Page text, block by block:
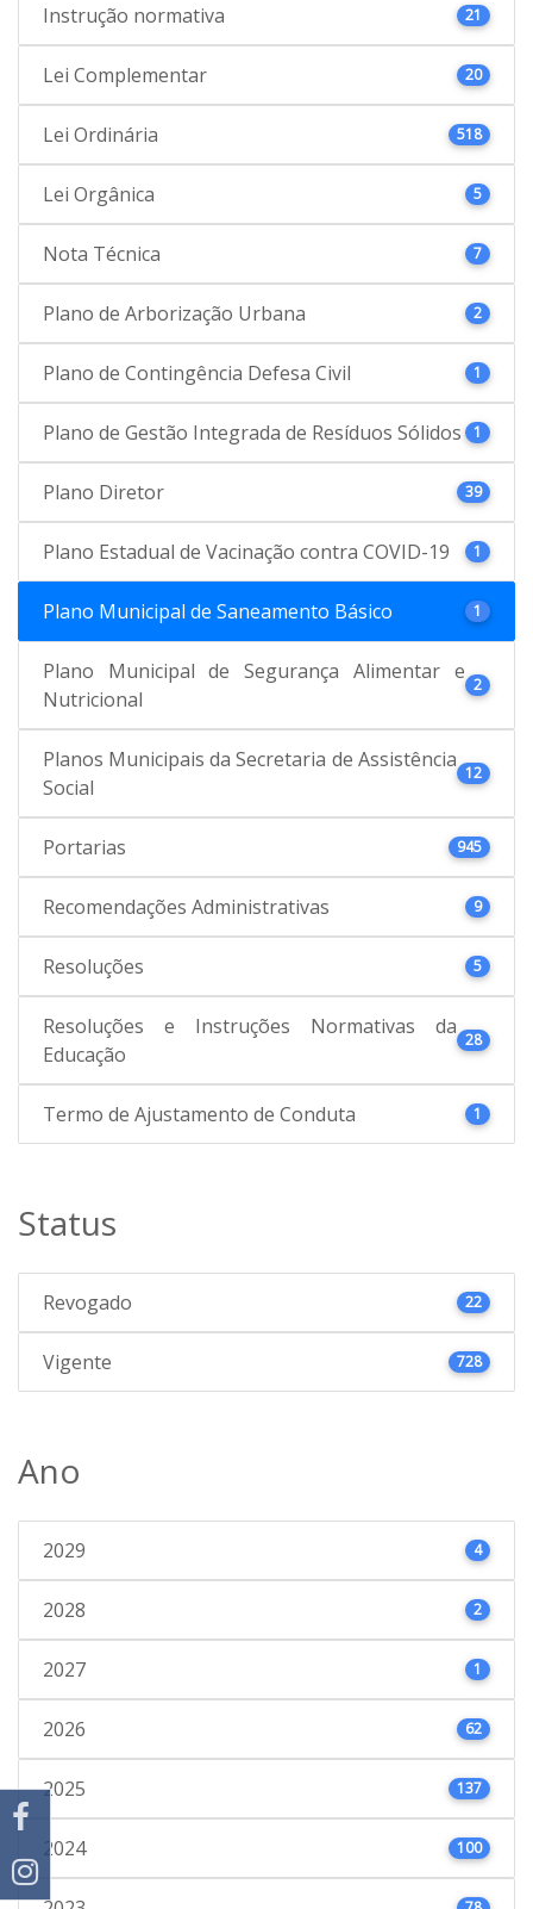
Instrução normativa 21
Lei Complementar 20
Lei Ordinária 518
Lei Orgânica 5
Nota Técnica 7
Plano de Arborização Urbana 2
Plano de Contingência Defesa Civil 1
Plano de Gestão Integrada de Resíduos Sólidos 1
Plano Diretor 39
Plano Estadual de Vacinação contra COVID-19 1
Plano Municipal de Saneamento Básico 1
Plano Municipal de Segurança Alimentar e
Nutricional
2
Planos Municipais da Secretaria de Assistência
Social
12
Portarias 945
Recomendações Administrativas 9
Resoluções 5
Resoluções e Instruções Normativas da
Educação
28
Termo de Ajustamento de Conduta 1
Status
Revogado 22
Vigente 728
Ano
2029 4
2028 2
2027 1
2026 62
2025 137
2024 100